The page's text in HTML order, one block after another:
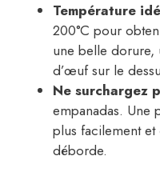
Température
200°C pour
une belle dorure,
d’œuf sur le
Ne surchargez
empanadas. Une
plus facilement
déborde.